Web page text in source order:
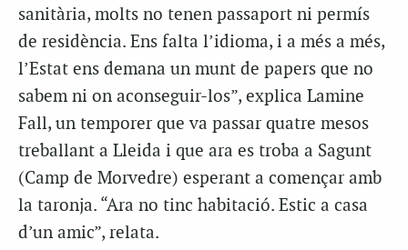
sanitària, molts no tenen passaport ni permís
de residència. Ens falta l’idioma, i a més a més,
l’Estat ens demana un munt de papers que no
sabem ni on aconseguir-los”, explica Lamine
Fall, un temporer que va passar quatre mesos
treballant a Lleida i que ara es troba a Sagunt
(Camp de Morvedre) esperant a començar amb
la taronja. “Ara no tinc habitació. Estic a casa
d’un amic”, relata.